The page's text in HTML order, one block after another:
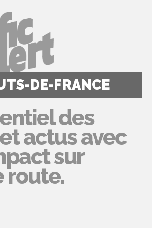
DE-FRANCE
des
actus avec
sur
route.